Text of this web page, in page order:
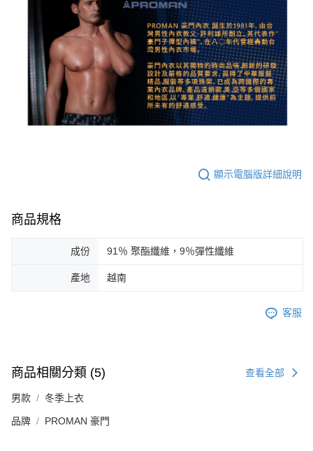
顯示電腦版詳細說明
商品規格
成份 91％ 聚酯纖維，9％彈性纖維
產地 越南
客服
商品相關分類 (5) 查看全部
男款 冬季上衣
品牌 PROMAN 豪門